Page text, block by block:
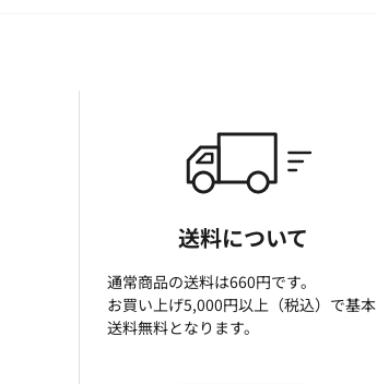
送料について
通常商品の送料は660円です。
お買い上げ5,000円以上（税込）で基本
送料無料となります。